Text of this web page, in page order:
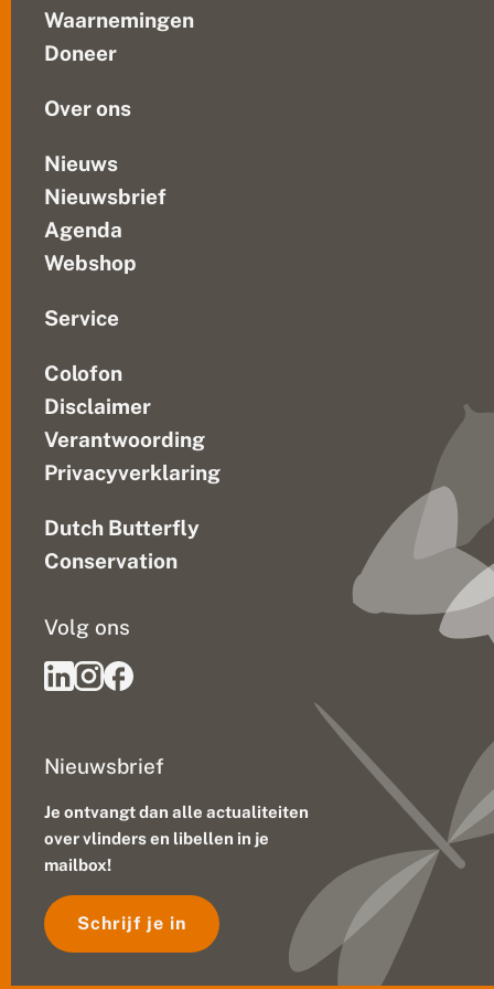
liet
kwamen
Waarnemingen
Doneer
Over ons
Nieuws
Nieuwsbrief
Agenda
Webshop
Service
Colofon
Disclaimer
Verantwoording
Privacyverklaring
Dutch Butterfly
Conservation
Nieuwsbrief
Je ontvangt dan alle actualiteiten
over vlinders en libellen in je
mailbox!
Schrijf je in
Volg ons